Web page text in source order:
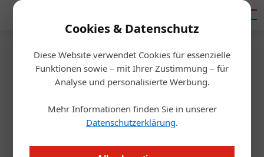
Cookies & Datenschutz
Diese Website verwendet Cookies für essenzielle
Funktionen sowie – mit Ihrer Zustimmung – für
Analyse und personalisierte Werbung.
Mehr Informationen finden Sie in unserer
Datenschutzerklärung.
Startseite/Gastro & Hotel
Zusammenhalt
Kollegen statt Gäste: Diese
Plattform sagt „Danke“